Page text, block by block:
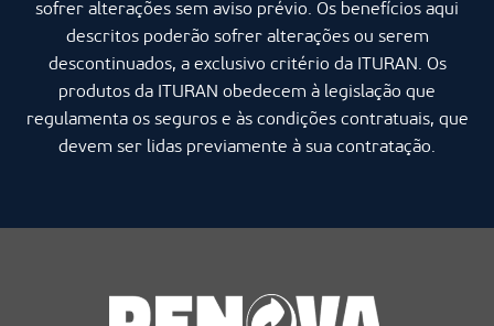
sofrer alterações sem aviso prévio. Os benefícios aqui
descritos poderão sofrer alterações ou serem
descontinuados, a exclusivo critério da ITURAN. Os
produtos da ITURAN obedecem à legislação que
regulamenta os seguros e às condições contratuais, que
devem ser lidas previamente à sua contratação.